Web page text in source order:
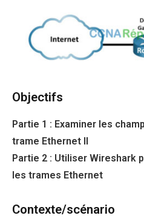
Objectifs
Partie 1 : Examiner les
trame Ethernet II
Partie 2 : Utiliser Wireshark
les trames Ethernet
Contexte/scénario